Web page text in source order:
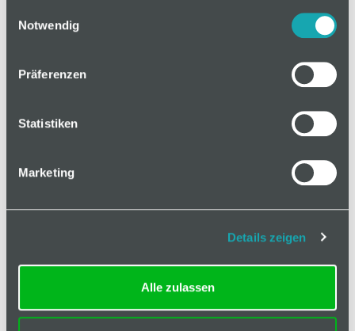
Notwendig
Präferenzen
Statistiken
Marketing
Details zeigen
Alle zulassen
Klassifizierungen
ESD kompatibel nein